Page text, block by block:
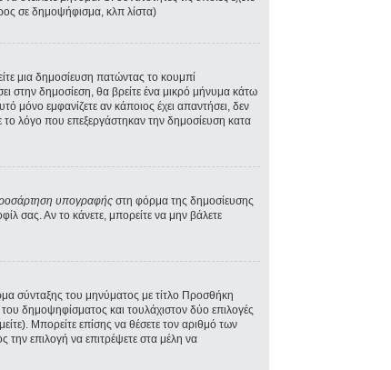
σε δημοψήφισμα, κλπ λίστα)
μια δημοσίευση πατώντας το κουμπί
στην δημοσίεση, θα βρείτε ένα μικρό μήνυμα κάτω
μόνο εμφανίζετε αν κάποιος έχει απαντήσει, δεν
το λόγο που επεξεργάστηκαν την δημοσίευση κατα
υπογραφής στη φόρμα της δημοσίευσης
σας. Αν το κάνετε, μπορείτε να μην βάλετε
σύνταξης του μηνύματος με τίτλο Προσθήκη
δημοψηφίσματος και τουλάχιστον δύο επιλογές
Μπορείτε επίσης να θέσετε τον αριθμό των
την επιλογή να επιτρέψετε στα μέλη να